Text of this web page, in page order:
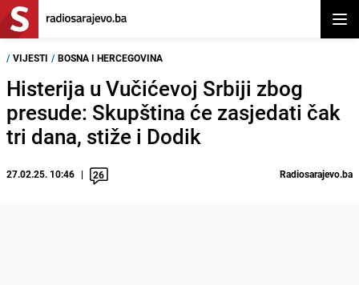
/ VIJESTI / BOSNA I HERCEGOVINA
Histerija u Vučićevoj Srbiji zbog
presude: Skupština će zasjedati čak
tri dana, stiže i Dodik
27.02.25. 10:46 26 Radiosarajevo.ba